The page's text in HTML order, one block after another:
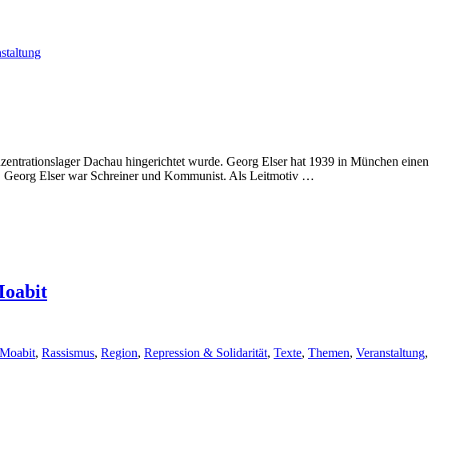
Dachau hingerichtet wurde. Georg Elser hat 1939 in München einen
Georg Elser war Schreiner und Kommunist. Als Leitmotiv …
Moabit, Rassismus, Region, Repression & Solidarität, Texte, Themen, Veranstaltung,